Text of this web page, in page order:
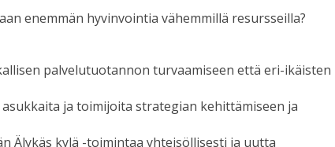
enemmän hyvinvointia vähemmillä resursseilla?
palvelutuotannon turvaamiseen että eri-ikäisten
ja toimijoita strategian kehittämiseen ja
Älykäs kylä -toimintaa yhteisöllisesti ja uutta